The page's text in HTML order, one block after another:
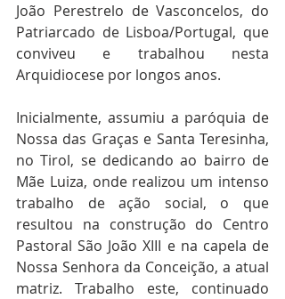
João Perestrelo de Vasconcelos, do
Patriarcado de Lisboa/Portugal, que
conviveu e trabalhou nesta
Arquidiocese por longos anos.
Inicialmente, assumiu a paróquia de
Nossa das Graças e Santa Teresinha,
no Tirol, se dedicando ao bairro de
Mãe Luiza, onde realizou um intenso
trabalho de ação social, o que
resultou na construção do Centro
Pastoral São João XIII e na capela de
Nossa Senhora da Conceição, a atual
matriz. Trabalho este, continuado